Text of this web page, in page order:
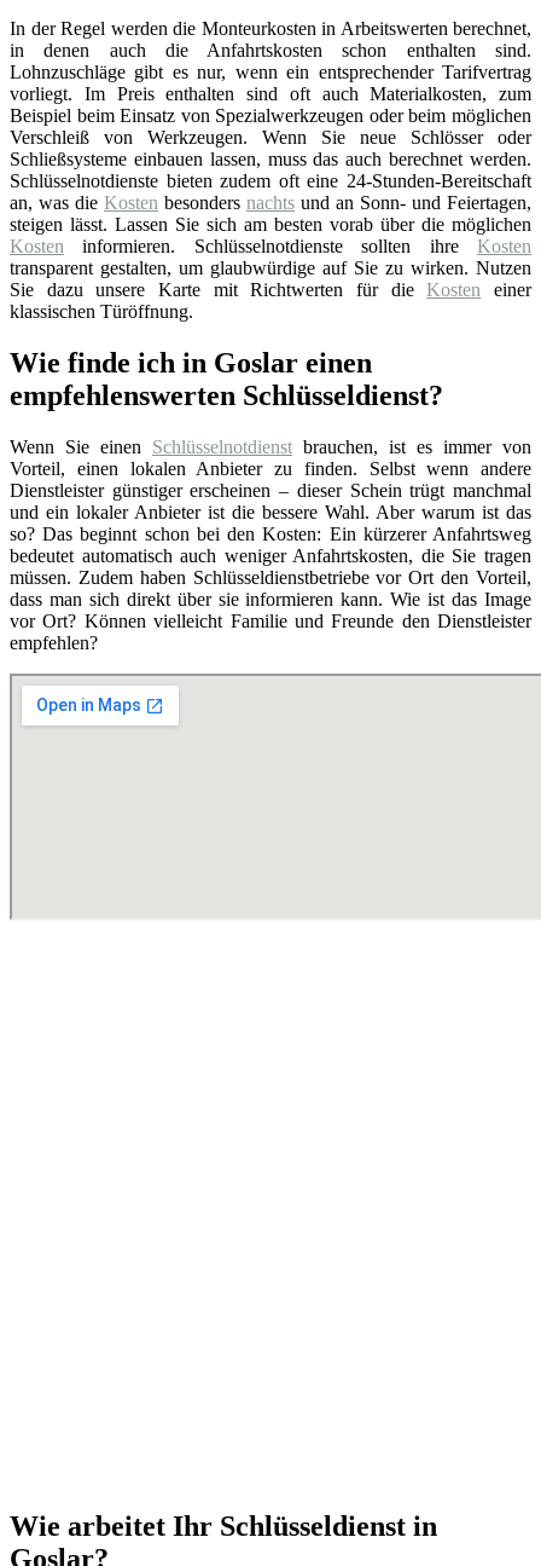
In der Regel werden die Monteurkosten in Arbeitswerten berechnet,
in denen auch die Anfahrtskosten schon enthalten sind.
Lohnzuschläge gibt es nur, wenn ein entsprechender Tarifvertrag
vorliegt. Im Preis enthalten sind oft auch Materialkosten, zum
Beispiel beim Einsatz von Spezialwerkzeugen oder beim möglichen
Verschleiß von Werkzeugen. Wenn Sie neue Schlösser oder
Schließsysteme einbauen lassen, muss das auch berechnet werden.
Schlüsselnotdienste bieten zudem oft eine 24-Stunden-Bereitschaft
an, was die Kosten besonders nachts und an Sonn- und Feiertagen,
steigen lässt. Lassen Sie sich am besten vorab über die möglichen
Kosten informieren. Schlüsselnotdienste sollten ihre Kosten
transparent gestalten, um glaubwürdige auf Sie zu wirken. Nutzen
Sie dazu unsere Karte mit Richtwerten für dieKosten einer
klassischen Türöffnung.
Wie finde ich in Goslar einen
empfehlenswerten Schlüsseldienst?
Wenn Sie einen Schlüsselnotdienst brauchen, ist es immer von
Vorteil, einen lokalen Anbieter zu finden. Selbst wenn andere
Dienstleister günstiger erscheinen – dieser Schein trügt manchmal
und ein lokaler Anbieter ist die bessere Wahl. Aber warum ist das
so? Das beginnt schon bei den Kosten: Ein kürzerer Anfahrtsweg
bedeutet automatisch auch weniger Anfahrtskosten, die Sie tragen
müssen. Zudem haben Schlüsseldienstbetriebe vor Ort den Vorteil,
dass man sich direkt über sie informieren kann. Wie ist das Image
vor Ort? Können vielleicht Familie und Freunde den Dienstleister
empfehlen?
Wie arbeitet Ihr Schlüsseldienst in
Goslar?